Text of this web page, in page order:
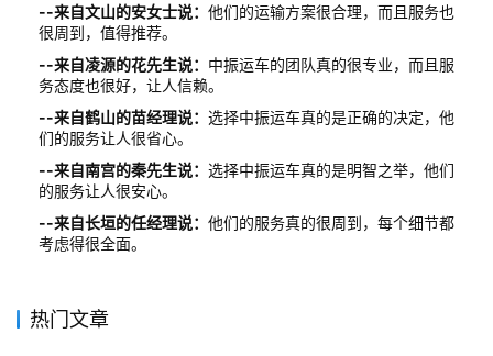
--来自文山的安女士说： 他们的运输方案很合理，而且服务也
很周到，值得推荐。
--来自凌源的花先生说： 中振运车的团队真的很专业，而且服
务态度也很好，让人信赖。
--来自鹤山的苗经理说： 选择中振运车真的是正确的决定，他
们的服务让人很省心。
--来自南宫的秦先生说： 选择中振运车真的是明智之举，他们
的服务让人很安心。
--来自长垣的任经理说： 他们的服务真的很周到，每个细节都
考虑得很全面。
热门文章